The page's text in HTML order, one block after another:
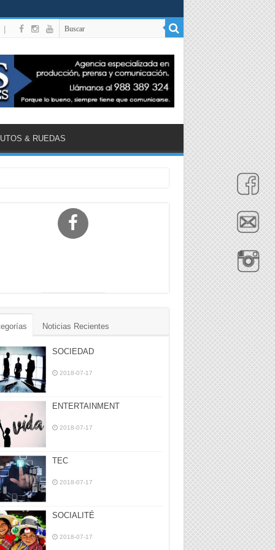
& RUEDAS
Noticias Recientes
SOCIEDAD
2018-07-17
ENTERTAINMENT
2018-07-17
TEC
2018-07-17
SOCIALITÉ
2018-07-17